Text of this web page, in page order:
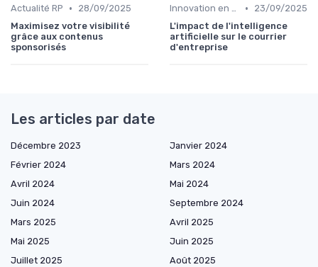
Actualité RP •
28/09/2025
Maximisez votre visibilité
grâce aux contenus
sponsorisés
Innovation en relation presse •
23/09/2025
L'impact de l'intelligence
artificielle sur le courrier
d'entreprise
Les articles par date
Décembre 2023
Janvier 2024
Février 2024
Mars 2024
Avril 2024
Mai 2024
Juin 2024
Septembre 2024
Mars 2025
Avril 2025
Mai 2025
Juin 2025
Juillet 2025
Août 2025